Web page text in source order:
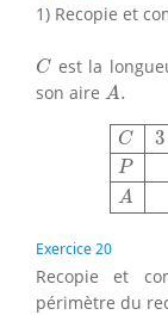
1) Recopie et
C
Cest la
son aire A.
A
C 3
P
A
C
Exercice 20
Recopie et
périmètre du